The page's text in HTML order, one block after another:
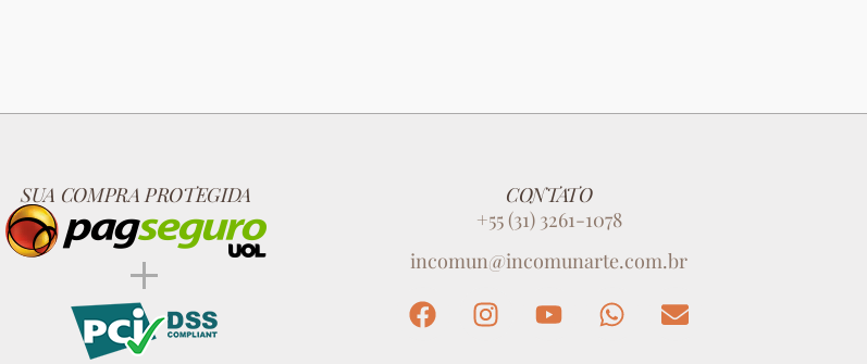
SUA COMPRA PROTEGIDA
CONTATO
+55 (31) 3261-1078
incomun@incomunarte.com.br